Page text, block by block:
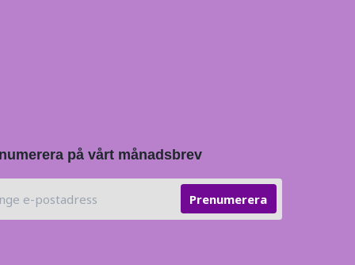
på vårt månadsbrev
Prenumerera